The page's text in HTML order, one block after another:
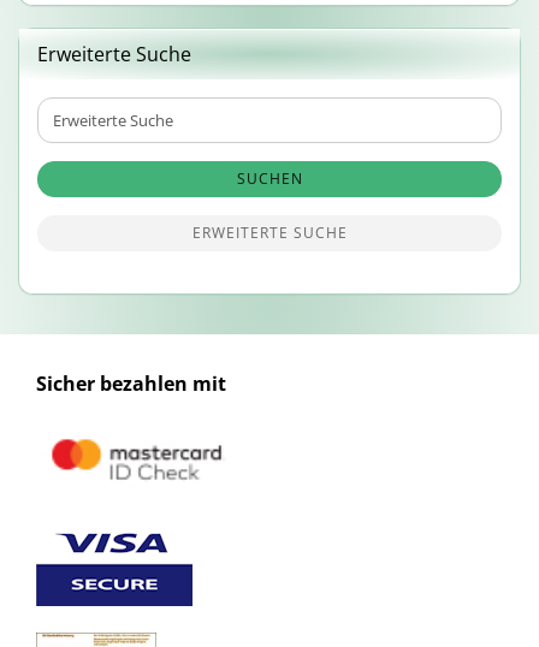
Erweiterte Suche
Erweiterte
Suche
SUCHEN
ERWEITERTE SUCHE
Sicher bezahlen mit